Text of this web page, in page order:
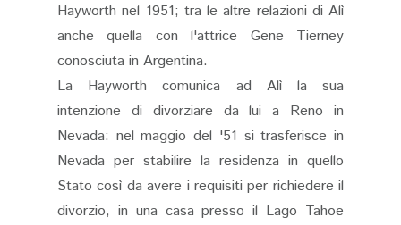
Hayworth nel 1951; tra le altre relazioni di Alì
anche quella con l'attrice Gene Tierney
conosciuta in Argentina.
La Hayworth comunica ad Alì la sua
intenzione di divorziare da lui a Reno in
Nevada: nel maggio del '51 si trasferisce in
Nevada per stabilire la residenza in quello
Stato così da avere i requisiti per richiedere il
divorzio, in una casa presso il Lago Tahoe